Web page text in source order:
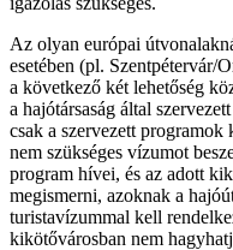
Az olyan európai
esetében (pl. Szentpétervár/
a következő két lehetőség
a hajótársaság által
csak a szervezett
nem szükséges vízumot
program hívei, és az adott
megismerni, azoknak a
turistavízummal kell
kikötővárosban nem